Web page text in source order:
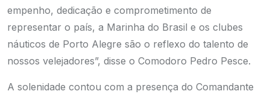
empenho, dedicação e comprometimento de
representar o país, a Marinha do Brasil e os clubes
náuticos de Porto Alegre são o reflexo do talento de
nossos velejadores”, disse o Comodoro Pedro Pesce.
A solenidade contou com a presença do Comandante